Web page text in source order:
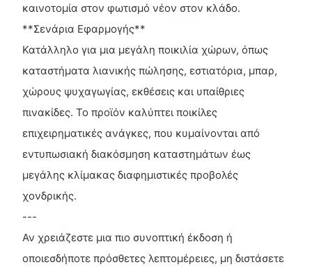
καινοτομία στον φωτισμό νέον στον κλάδο.
**Σενάρια Εφαρμογής**
Κατάλληλο για μια μεγάλη ποικιλία χώρων, όπως
καταστήματα λιανικής πώλησης, εστιατόρια, μπαρ,
χώρους ψυχαγωγίας, εκθέσεις και υπαίθριες
πινακίδες. Το προϊόν καλύπτει ποικίλες
επιχειρηματικές ανάγκες, που κυμαίνονται από
εντυπωσιακή διακόσμηση καταστημάτων έως
μεγάλης κλίμακας διαφημιστικές προβολές
χονδρικής.
---
Αν χρειάζεστε μια πιο συνοπτική έκδοση ή
οποιεσδήποτε πρόσθετες λεπτομέρειες, μη διστάσετε